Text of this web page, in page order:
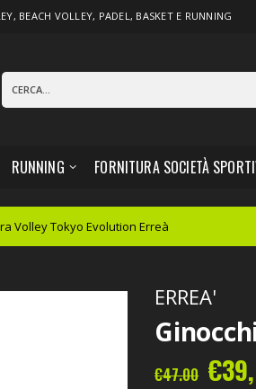
, BEACH VOLLEY, PADEL, BASKETE RUNNING
RUNNING FORNITURA SOCIETÀ
Volley Tokyo Evolution Erreà
ERREA'
€47.00